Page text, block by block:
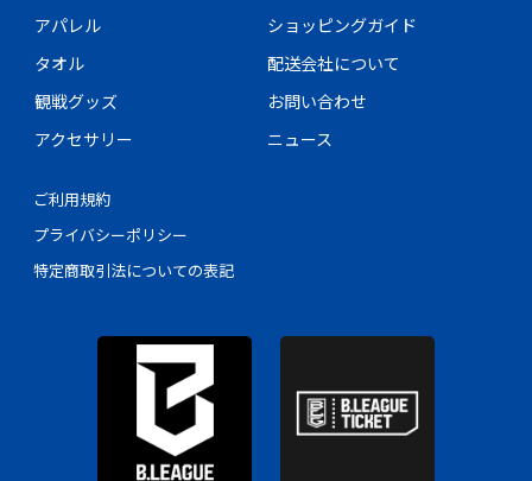
アパレル
タオル
観戦グッズ
アクセサリー
ショッピングガイド
配送会社について
お問い合わせ
ニュース
ご利用規約
プライバシーポリシー
特定商取引法についての表記